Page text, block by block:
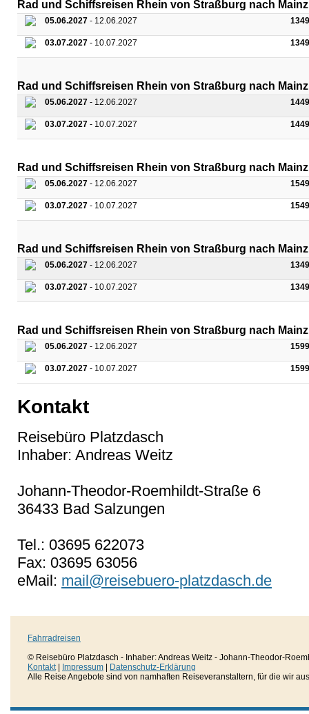
Rad und Schiffsreisen Rhein von Straßburg nach
05.06.2027 - 12.06.2027
03.07.2027 - 10.07.2027
Rad und Schiffsreisen Rhein von Straßburg nach
05.06.2027 - 12.06.2027
03.07.2027 - 10.07.2027
Rad und Schiffsreisen Rhein von Straßburg nach
05.06.2027 - 12.06.2027
03.07.2027 - 10.07.2027
Rad und Schiffsreisen Rhein von Straßburg nach
05.06.2027 - 12.06.2027
03.07.2027 - 10.07.2027
Rad und Schiffsreisen Rhein von Straßburg nach
05.06.2027 - 12.06.2027
03.07.2027 - 10.07.2027
Kontakt
Reisebüro Platzdasch
Inhaber: Andreas Weitz
Johann-Theodor-Roemhildt-Straße 6
36433 Bad Salzungen
Tel.: 03695 622073
Fax: 03695 63056
eMail: mail@reisebuero-platzdasch.de
Fahrradreisen
© Reisebüro Platzdasch - Inhaber: Andreas Weitz - Johann-Theodor-
Kontakt| Impressum
Datenschutz-Erklärung
Alle Reise Angebote sind von namhaften Reiseveranstaltern, für die wir